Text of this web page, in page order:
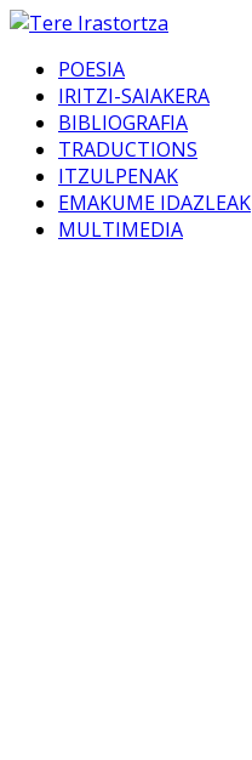
POESIA
IRITZI-SAIAKERA
BIBLIOGRAFIA
TRADUCTIONS
ITZULPENAK
EMAKUME IDAZLEAK
MULTIMEDIA